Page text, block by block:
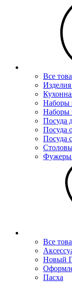
Все
Изделия
Наборы
Наборы
Посуда
Посуда
Посуда
Все
Новый
Пасха